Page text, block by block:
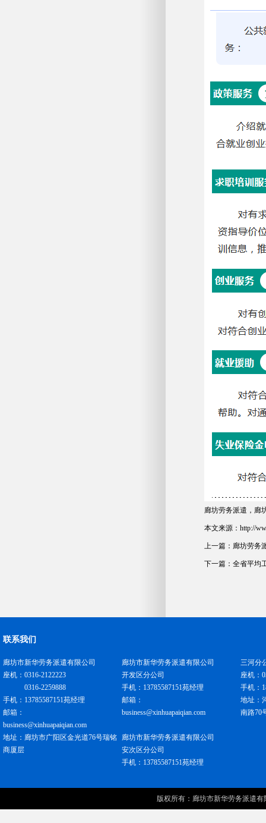
廊坊劳务派遣，廊
本文来源： http://
上一篇： 廊坊劳务
下一篇： 全省平均
联系我们
廊坊市新华劳务派遣有限公司
座机：0316-2122223
0316-2259888
手机：13785587151苑经理
邮箱：
business@xinhuapaiqian.com
地址：廊坊市广阳区金光道76号瑞铭
商厦层
廊坊市新华劳务派遣有限公司
开发区分公司
手机：13785587151苑经理
邮箱：
business@xinhuapaiqian.com
廊坊市新华劳务派遣有限公司
安次区分公司
手机：13785587151苑经理
三河分
座机：
手机：
地址：
南路70
版权所有： 廊坊市新华劳务派遣有